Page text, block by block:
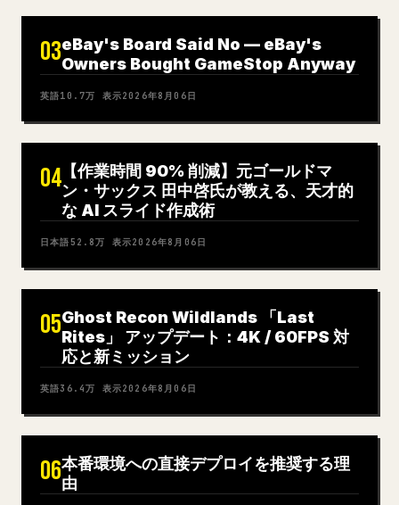
03eBay's Board Said No — eBay's
Owners Bought GameStop Anyway
英語10.7万 表示2026年8月06日
04 【作業時間 90% 削減】元ゴールドマ
ン・サックス 田中啓氏が教える、天才的
な AI スライド作成術
日本語52.8万 表示2026年8月06日
05Ghost Recon Wildlands 「Last
Rites」 アップデート：4K / 60FPS 対
応と新ミッション
英語36.4万 表示2026年8月06日
06本番環境への直接デプロイを推奨する理
由